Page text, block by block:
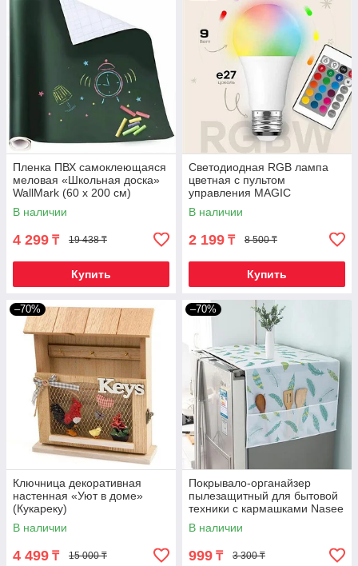
Пленка ПВХ самоклеющаяся
меловая «Школьная доска»
WallMark (60 х 200 см)
В наличии
4 299 ₸ 19 438 ₸
Купить
Светодиодная RGB лампа
цветная с пультом
управления MAGIC
LIGHTING (Е27 / 9W)
В наличии
2 199 ₸ 8 500 ₸
Купить
–70%
Ключница декоративная
настенная «Уют в доме»
(Кукареку)
В наличии
4 499 ₸ 15 000 ₸
–70%
Покрывало-органайзер
пылезащитный для бытовой
техники с кармашками Nasee
(Для холодильника)
В наличии
999 ₸ 3 300 ₸